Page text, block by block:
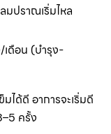
มปราณเริ่มไหล
ดือน (บำรุง-
ด้ดี อาการจะเริ่มดี
ครั้ง